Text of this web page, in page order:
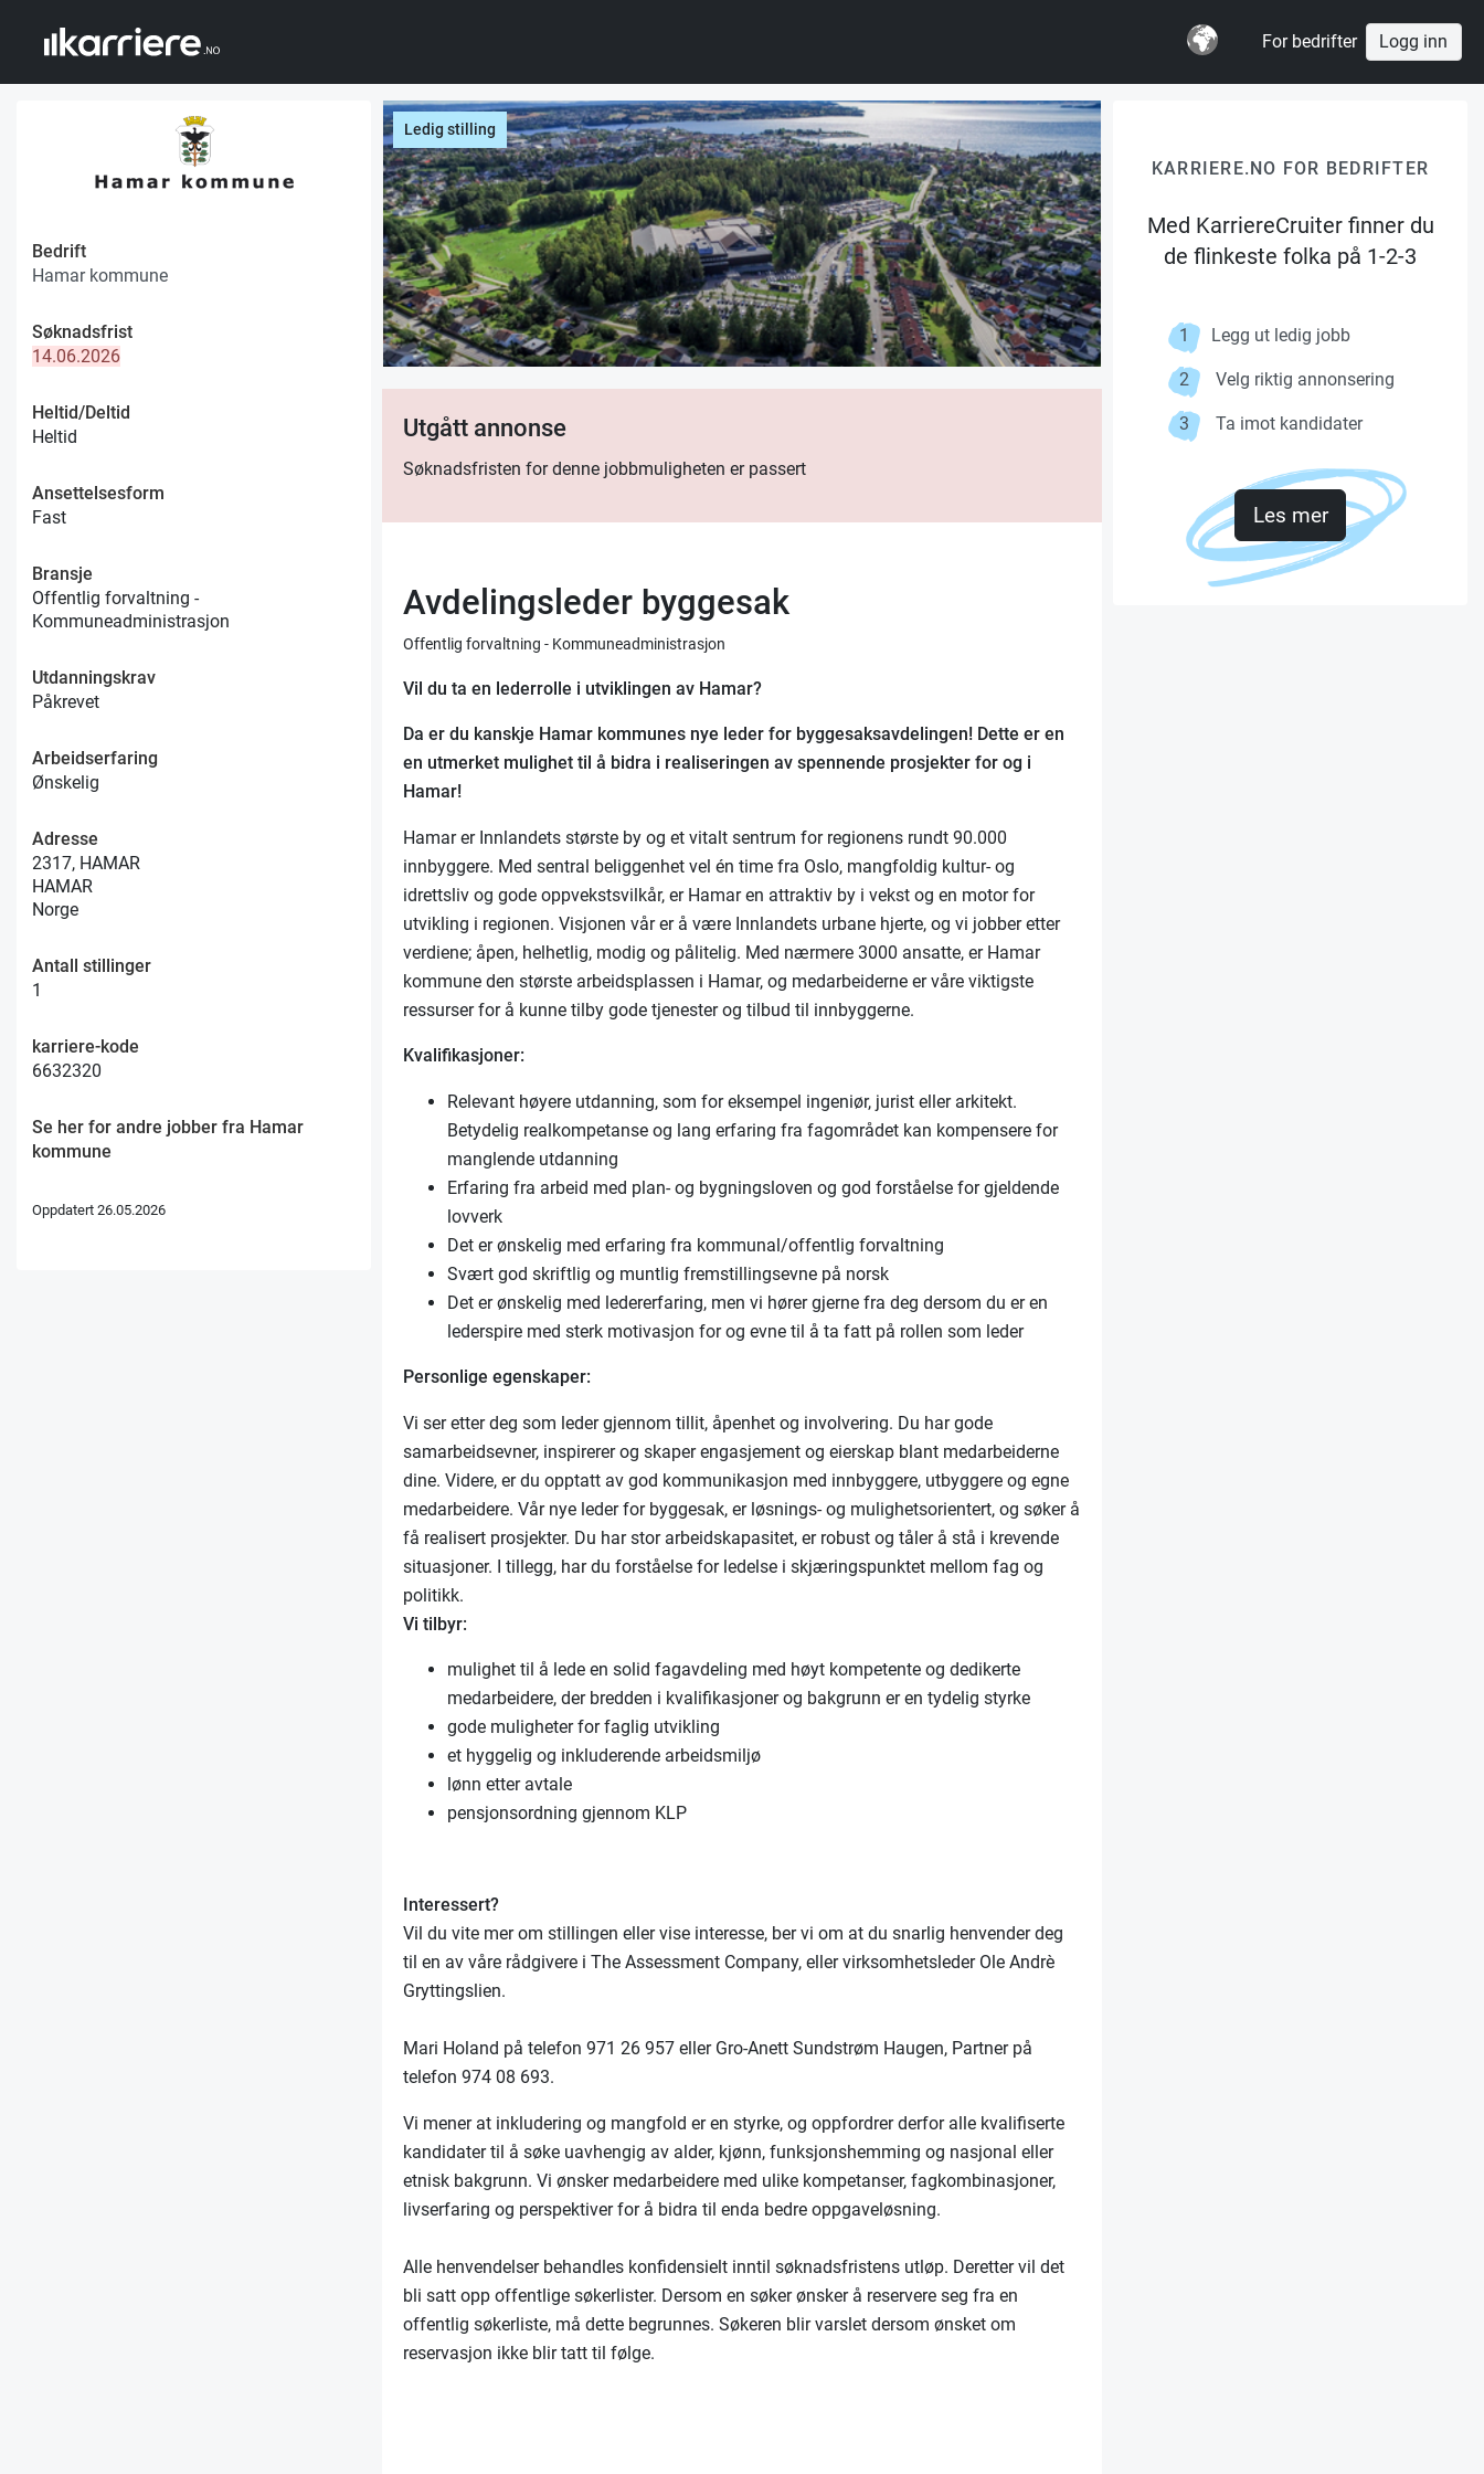
For bedrifter Logg inn
Bedrift
Hamar kommune
Søknadsfrist
14.06.2026
Heltid/Deltid
Heltid
Ansettelsesform
Fast
Bransje
Offentlig forvaltning -
Kommuneadministrasjon
Utdanningskrav
Påkrevet
Arbeidserfaring
Ønskelig
Adresse
2317, HAMAR
HAMAR
Norge
Antall stillinger
1
karriere-kode
6632320
Se her for andre jobber fra Hamar
kommune
Oppdatert 26.05.2026
Ledig stilling
Utgått annonse
Søknadsfristen for denne jobbmuligheten er passert
Avdelingsleder byggesak
Offentlig forvaltning - Kommuneadministrasjon
Vil du ta en lederrolle i utviklingen av Hamar?
Da er du kanskje Hamar kommunes nye leder for byggesaksavdelingen! Dette er en
en utmerket mulighet til å bidra i realiseringen av spennende prosjekter for og i
Hamar!
Hamar er Innlandets største by og et vitalt sentrum for regionens rundt 90.000
innbyggere. Med sentral beliggenhet vel én time fra Oslo, mangfoldig kultur- og
idrettsliv og gode oppvekstsvilkår, er Hamar en attraktiv by i vekst og en motor for
utvikling i regionen. Visjonen vår er å være Innlandets urbane hjerte, og vi jobber etter
verdiene; åpen, helhetlig, modig og pålitelig. Med nærmere 3000 ansatte, er Hamar
kommune den største arbeidsplassen i Hamar, og medarbeiderne er våre viktigste
ressurser for å kunne tilby gode tjenester og tilbud til innbyggerne.
Kvalifikasjoner:
Relevant høyere utdanning, som for eksempel ingeniør, jurist eller arkitekt.
Betydelig realkompetanse og lang erfaring fra fagområdet kan kompensere for
manglende utdanning
Erfaring fra arbeid med plan- og bygningsloven og god forståelse for gjeldende
lovverk
Det er ønskelig med erfaring fra kommunal/offentlig forvaltning
Svært god skriftlig og muntlig fremstillingsevne på norsk
Det er ønskelig med ledererfaring, men vi hører gjerne fra deg dersom du er en
lederspire med sterk motivasjon for og evne til å ta fatt på rollen som leder
Personlige egenskaper:
Vi ser etter deg som leder gjennom tillit, åpenhet og involvering. Du har gode
samarbeidsevner, inspirerer og skaper engasjement og eierskap blant medarbeiderne
dine. Videre, er du opptatt av god kommunikasjon med innbyggere, utbyggere og egne
medarbeidere. Vår nye leder for byggesak, er løsnings- og mulighetsorientert, og søker å
få realisert prosjekter. Du har stor arbeidskapasitet, er robust og tåler å stå i krevende
situasjoner. I tillegg, har du forståelse for ledelse i skjæringspunktet mellom fag og
politikk.
Vi tilbyr:
mulighet til å lede en solid fagavdeling med høyt kompetente og dedikerte
medarbeidere, der bredden i kvalifikasjoner og bakgrunn er en tydelig styrke
gode muligheter for faglig utvikling
et hyggelig og inkluderende arbeidsmiljø
lønn etter avtale
pensjonsordning gjennom KLP
Interessert?
Vil du vite mer om stillingen eller vise interesse, ber vi om at du snarlig henvender deg
til en av våre rådgivere i The Assessment Company, eller virksomhetsleder Ole Andrè
Gryttingslien.
Mari Holand på telefon 971 26 957 eller Gro-Anett Sundstrøm Haugen, Partner på
telefon 974 08 693.
Vi mener at inkludering og mangfold er en styrke, og oppfordrer derfor alle kvalifiserte
kandidater til å søke uavhengig av alder, kjønn, funksjonshemming og nasjonal eller
etnisk bakgrunn. Vi ønsker medarbeidere med ulike kompetanser, fagkombinasjoner,
livserfaring og perspektiver for å bidra til enda bedre oppgaveløsning.
Alle henvendelser behandles konfidensielt inntil søknadsfristens utløp. Deretter vil det
bli satt opp offentlige søkerlister. Dersom en søker ønsker å reservere seg fra en
offentlig søkerliste, må dette begrunnes. Søkeren blir varslet dersom ønsket om
reservasjon ikke blir tatt til følge.
KARRIERE.NO FOR BEDRIFTER
Med KarriereCruiter finner du
de flinkeste folka på 1-2-3
1 Legg ut ledig jobb
2 Velg riktig annonsering
3 Ta imot kandidater
Les mer